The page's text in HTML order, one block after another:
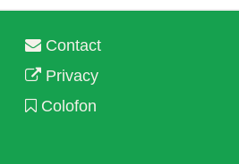
Contact
Privacy
Colofon